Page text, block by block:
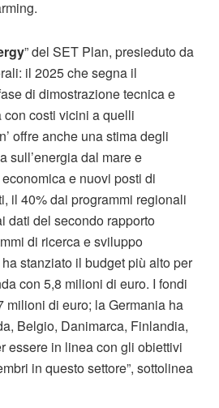
” del SET Plan, presieduto da
il 2025 che segna il
di dimostrazione tecnica e
costi vicini a quelli
offre anche una stima degli
sull’energia dal mare e
e nuovi posti di
il 40% dai programmi regionali
dati del secondo rapporto
di ricerca e sviluppo
stanziato il budget più alto per
con 5,8 milioni di euro. I fondi
milioni di euro; la Germania ha
Belgio, Danimarca, Finlandia,
essere in linea con gli obiettivi
in questo settore”, sottolinea